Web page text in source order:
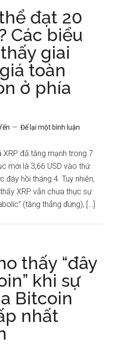
đạt 20
Các biểu
giai
toàn
ở phía
Để lại một bình luận
XRP đã tăng mạnh trong 7
mới là 3,66 USD vào thứ
đáy hồi tháng 4. Tuy nhiên,
XRP vẫn chưa thực sự
(tăng thẳng đứng), […]
thấy “đây
khi sự
Bitcoin
nhất